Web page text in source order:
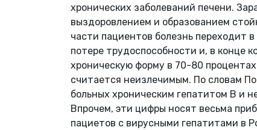
хронических заболеваний печени.
выздоровлением и образованием
части пациентов болезнь переходит
потере трудоспособности и, в конце
хроническую форму в 70-80
считается неизлечимым. По словам
больных хроническим гепатитом B и
Впрочем, эти цифры носят весьма
пациетов с вирусными гепатитами в